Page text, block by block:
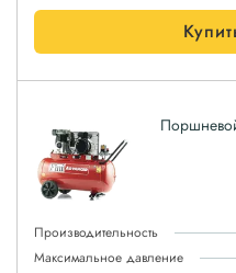
Производительность
Максимальное давление